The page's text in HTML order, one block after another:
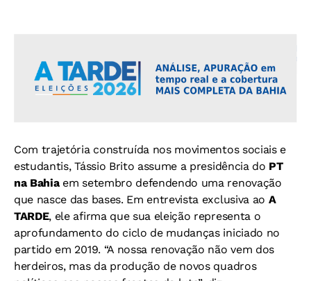
Com trajetória construída nos movimentos sociais e
estudantis, Tássio Brito assume a presidência do PT
na Bahiaem setembro defendendo uma renovação
que nasce das bases. Em entrevista exclusiva ao A
TARDE, ele afirma que sua eleição representa o
aprofundamento do ciclo de mudanças iniciado no
partido em 2019. “A nossa renovação não vem dos
herdeiros, mas da produção de novos quadros